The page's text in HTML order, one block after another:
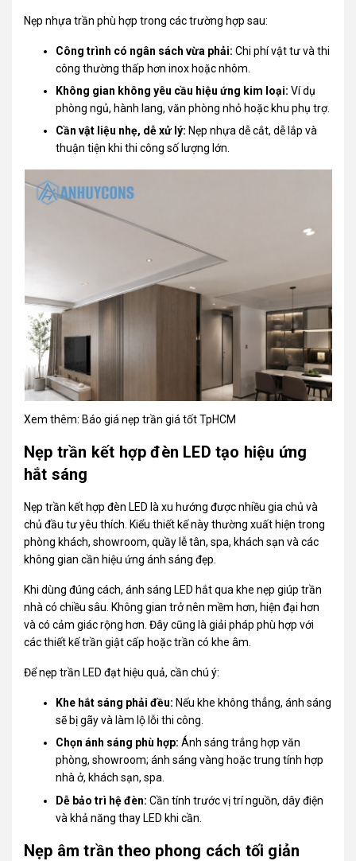
Nẹp nhựa trần phù hợp trong các trường hợp sau:
Công trình có ngân sách vừa phải: Chi phí vật tư và thi
công thường thấp hơn inox hoặc nhôm.
Không gian không yêu cầu hiệu ứng kim loại: Ví dụ
phòng ngủ, hành lang, văn phòng nhỏ hoặc khu phụ trợ.
Cần vật liệu nhẹ, dễ xử lý: Nẹp nhựa dễ cắt, dễ lắp và
thuận tiện khi thi công số lượng lớn.
Xem thêm: Báo giá nẹp trần giá tốt TpHCM
Nẹp trần kết hợp đèn LED tạo hiệu ứng
hắt sáng
Nẹp trần kết hợp đèn LED là xu hướng được nhiều gia chủ và
chủ đầu tư yêu thích. Kiểu thiết kế này thường xuất hiện trong
phòng khách, showroom, quầy lễ tân, spa, khách sạn và các
không gian cần hiệu ứng ánh sáng đẹp.
Khi dùng đúng cách, ánh sáng LED hắt qua khe nẹp giúp trần
nhà có chiều sâu. Không gian trở nên mềm hơn, hiện đại hơn
và có cảm giác rộng hơn. Đây cũng là giải pháp phù hợp với
các thiết kế trần giật cấp hoặc trần có khe âm.
Để nẹp trần LED đạt hiệu quả, cần chú ý:
Khe hắt sáng phải đều: Nếu khe không thẳng, ánh sáng
sẽ bị gãy và làm lộ lỗi thi công.
Chọn ánh sáng phù hợp: Ánh sáng trắng hợp văn
phòng, showroom; ánh sáng vàng hoặc trung tính hợp
nhà ở, khách sạn, spa.
Dễ bảo trì hệ đèn: Cần tính trước vị trí nguồn, dây điện
và khả năng thay LED khi cần.
Nẹp âm trần theo phong cách tối giản